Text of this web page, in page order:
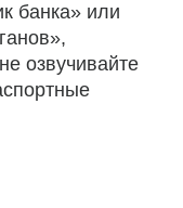
банка» или
озвучивайте